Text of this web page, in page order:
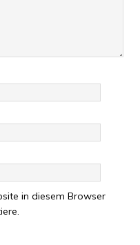
in diesem Browser